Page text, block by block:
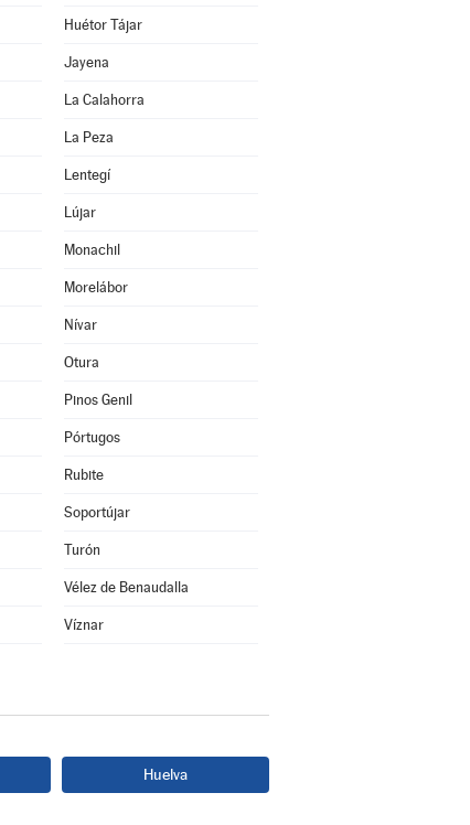
Huétor Tájar
Jayena
La Calahorra
La Peza
Lentegí
Lújar
Monachil
Morelábor
Nívar
Otura
Pinos Genil
Pórtugos
Rubite
Soportújar
Turón
Vélez de Benaudalla
Víznar
Huelva